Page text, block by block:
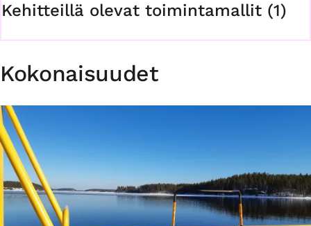
Kehitteillä olevat toimintamallit (1)
Kokonaisuudet